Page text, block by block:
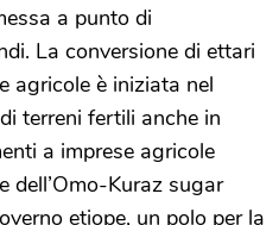
a punto di
La conversione di ettari
agricole è iniziata nel
terreni fertili anche in
a imprese agricole
dell’Omo-Kuraz sugar
etiope, un polo per la